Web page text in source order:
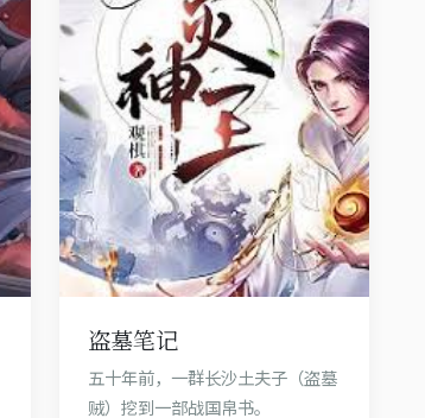
盗墓笔记
五十年前，一群长沙土夫子（盗墓
贼）挖到一部战国帛书。